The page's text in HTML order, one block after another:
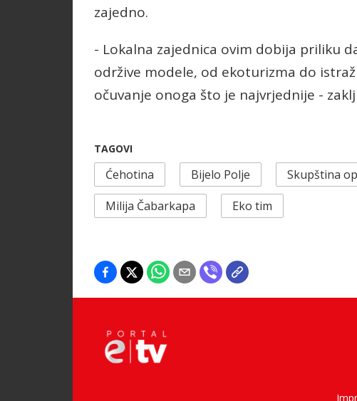
zajedno.
- Lokalna zajednica ovim dobija priliku
održive modele, od ekoturizma do
očuvanje onoga što je najvrjednije -
TAGOVI
Ćehotina Bijelo Polje Skupština
Milija Čabarkapa
Eko tim